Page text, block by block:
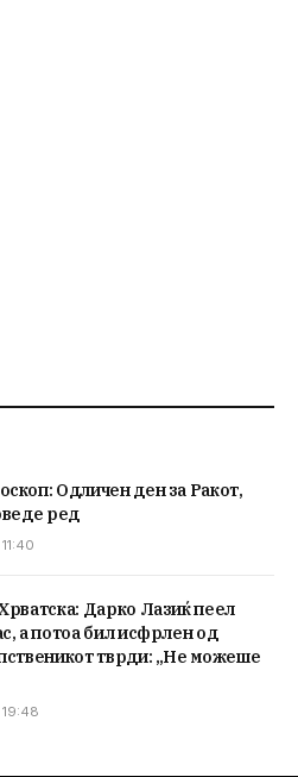
Одличен ден за Ракот,
ред
Дарко Лазиќ пеел
а потоа бил исфрлен од
тврди: „Не можеше